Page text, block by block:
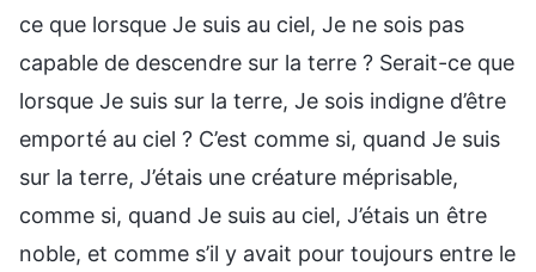
ce que lorsque Je suis au ciel, Je ne sois pas
capable de descendre sur la terre ? Serait-ce que
lorsque Je suis sur la terre, Je sois indigne d’être
emporté au ciel ? C’est comme si, quand Je suis
sur la terre, J’étais une créature méprisable,
comme si, quand Je suis au ciel, J’étais un être
noble, et comme s’il y avait pour toujours entre le